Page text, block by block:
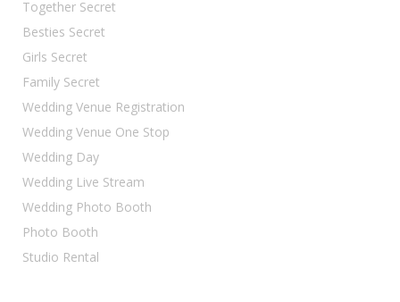
Together Secret
Besties Secret
Girls Secret
Family Secret
Wedding Venue Registration
Wedding Venue One Stop
Wedding Day
Wedding Live Stream
Wedding Photo Booth
Photo Booth
Studio Rental